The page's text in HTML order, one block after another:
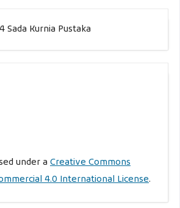
Sada Kurnia Pustaka
under a Creative Commons
4.0 International License.